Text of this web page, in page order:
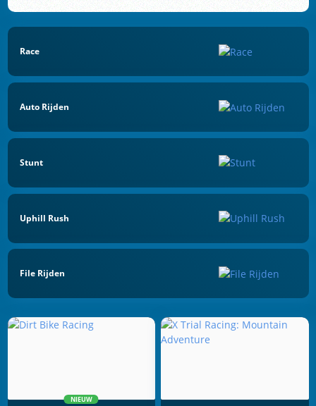
Race
Auto Rijden
Stunt
Uphill Rush
File Rijden
NIEUW